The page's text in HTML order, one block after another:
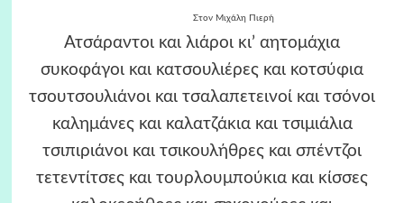
Στον Μιχάλη Πιερή
Ατσάραντοι και λιάροι κι’ αητομάχια
συκοφάγοι και κατσουλιέρες και κοτσύφια
τσουτσουλιάνοι και τσαλαπετεινοί και τσόνοι
καλημάνες και καλατζάκια και τσιμιάλια
τσιπιριάνοι και τσικουλήθρες και σπέντζοι
τετεντίτσες και τουρλουμπούκια και κίσσες